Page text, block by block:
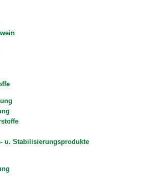
u. Stabilisierungsprodukte